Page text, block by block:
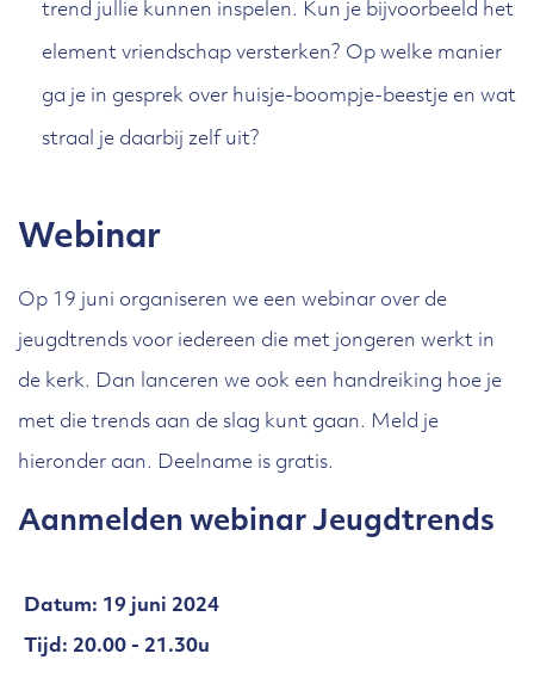
trend jullie kunnen inspelen. Kun je bijvoorbeeld het
element vriendschap versterken? Op welke manier
ga je in gesprek over huisje-boompje-beestje en wat
straal je daarbij zelf uit?
Webinar
Op 19 juni organiseren we een webinar over de
jeugdtrends voor iedereen die met jongeren werkt in
de kerk. Dan lanceren we ook een handreiking hoe je
met die trends aan de slag kunt gaan. Meld je
hieronder aan. Deelname is gratis.
Aanmelden webinar Jeugdtrends
Datum: 19 juni 2024
Tijd: 20.00 - 21.30u